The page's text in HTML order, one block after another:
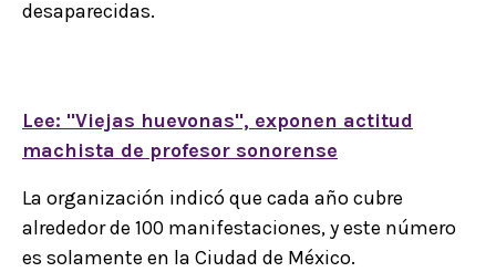
desaparecidas.
Lee: "Viejas huevonas", exponen actitud
machista de profesor sonorense
La organización indicó que cada año cubre
alrededor de 100 manifestaciones, y este número
es solamente en la Ciudad de México.